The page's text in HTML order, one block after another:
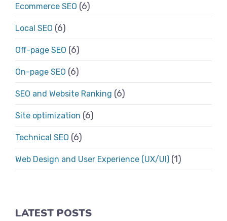
Ecommerce SEO (6)
Local SEO (6)
Off-page SEO (6)
On-page SEO (6)
SEO and Website Ranking (6)
Site optimization (6)
Technical SEO (6)
Web Design and User Experience (UX/UI) (1)
LATEST POSTS